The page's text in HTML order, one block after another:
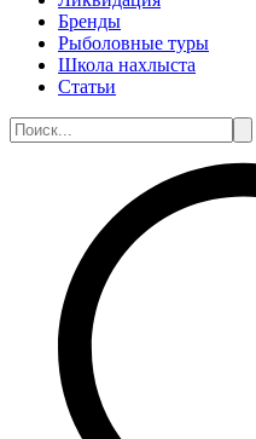
Бренды
Рыболовные туры
Школа нахлыста
Статьи